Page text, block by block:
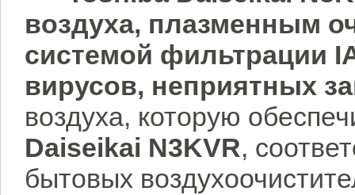
воздуха, плазменным
системой фильтрации
вирусов, неприятных
воздуха, которую
Daiseikai N3KVR,
бытовых